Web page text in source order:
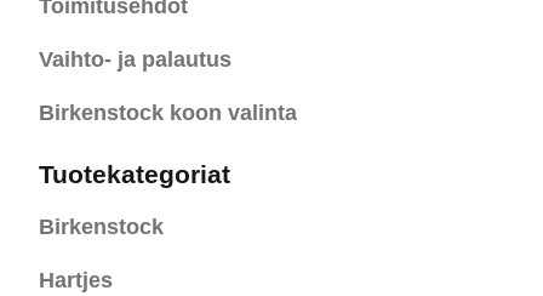
Toimitusehdot
Vaihto- ja palautus
Birkenstock koon valinta
Tuotekategoriat
Birkenstock
Hartjes